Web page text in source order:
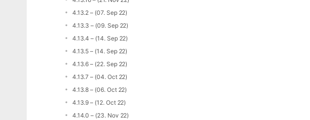
4.13.2 – (07. Sep 22)
4.13.3 – (09. Sep 22)
4.13.4 – (14. Sep 22)
4.13.5 – (14. Sep 22)
4.13.6 – (22. Sep 22)
4.13.7 – (04. Oct 22)
4.13.8 – (06. Oct 22)
4.13.9 – (12. Oct 22)
4.14.0 – (23. Nov 22)